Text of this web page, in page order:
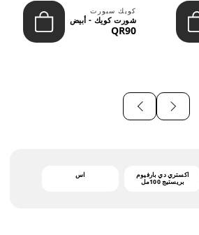
كويك سبورت
شورت كويك - أبيض
QR90
اكستري دي بارفيوم
بريستيج 100مل
اس